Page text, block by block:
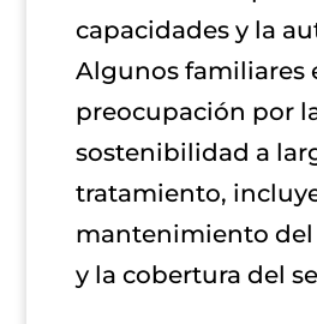
capacidades y la
Algunos familiares
preocupación por
sostenibilidad a
tratamiento,
mantenimiento
y la cobertura del